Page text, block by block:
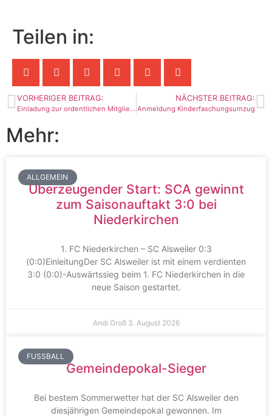
Teilen in:
VORHERIGER BEITRAG:
Einladung zur ordentlichen Mitgliederversammlung
NÄCHSTER BEITRAG:
Anmeldung Kinderfaschungsumzug
Mehr:
ALLGEMEIN
Überzeugender Start: SCA gewinnt
zum Saisonauftakt 3:0 bei
Niederkirchen
1. FC Niederkirchen – SC Alsweiler 0:3
(0:0)EinleitungDer SC Alsweiler ist mit einem verdienten
3:0 (0:0)-Auswärtssieg beim 1. FC Niederkirchen in die
neue Saison gestartet.
Andi Groß 3. August 2026
FUSSBALL
Gemeindepokal-Sieger
Bei bestem Sommerwetter hat der SC Alsweiler den
diesjährigen Gemeindepokal gewonnen. Im